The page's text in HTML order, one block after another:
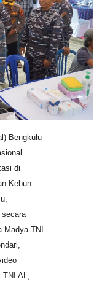
Bengkulu
di
Kebun
secara
TNI
TNI AL,